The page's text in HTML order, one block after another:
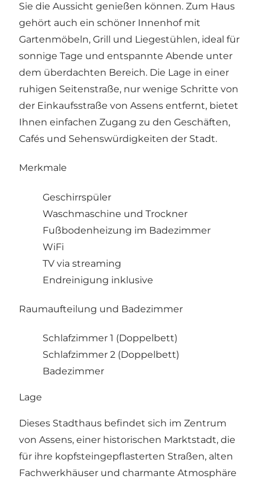
Sie die Aussicht genießen können. Zum Haus
gehört auch ein schöner Innenhof mit
Gartenmöbeln, Grill und Liegestühlen, ideal für
sonnige Tage und entspannte Abende unter
dem überdachten Bereich. Die Lage in einer
ruhigen Seitenstraße, nur wenige Schritte von
der Einkaufsstraße von Assens entfernt, bietet
Ihnen einfachen Zugang zu den Geschäften,
Cafés und Sehenswürdigkeiten der Stadt.
Merkmale
Geschirrspüler
Waschmaschine und Trockner
Fußbodenheizung im Badezimmer
WiFi
TV via streaming
Endreinigung inklusive
Raumaufteilung und Badezimmer
Schlafzimmer 1 (Doppelbett)
Schlafzimmer 2 (Doppelbett)
Badezimmer
Lage
Dieses Stadthaus befindet sich im Zentrum
von Assens, einer historischen Marktstadt, die
für ihre kopfsteingepflasterten Straßen, alten
Fachwerkhäuser und charmante Atmosphäre